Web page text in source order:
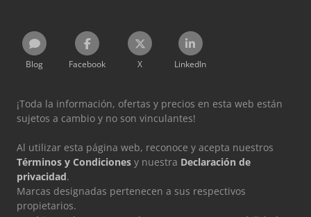
Blog Facebook X LinkedIn
¡Toda la información, ofertas y precios en esta web están
sujetos a cambio y no son vinculantes!
Al utilizar esta página web, reconoce y acepta nuestros
Términos y Condiciones y nuestra Declaración de
privacidad.
Marcas designadas pertenecen a sus respectivos
propietarios.